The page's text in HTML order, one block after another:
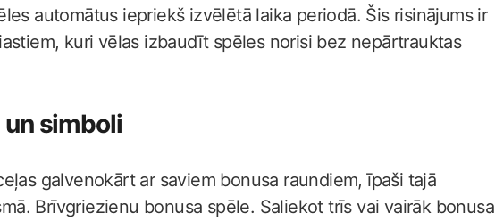
automātus iepriekš izvēlētā laika periodā. Šis risinājums ir
kuri vēlas izbaudīt spēles norisi bez nepārtrauktas
simboli
galvenokārt ar saviem bonusa raundiem, īpaši tajā
Brīvgriezienu bonusa spēle. Saliekot trīs vai vairāk bonusa